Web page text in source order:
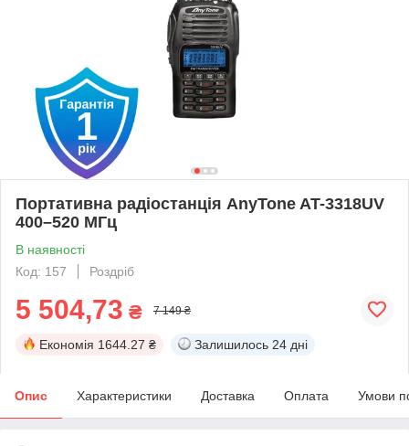
Портативна радіостанція AnyTone AT-3318UV
400–520 МГц
В наявності
Код: 157
Роздріб
5 504,73 ₴ 7 149 ₴
Економія 1644.27 ₴ Залишилось 24 дні
Опис Характеристики Доставка Оплата Умови